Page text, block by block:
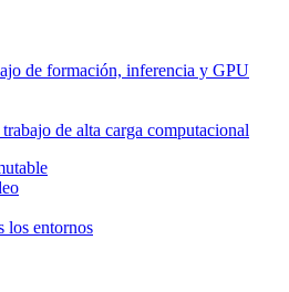
de formación, inferencia y GPU
de alta carga computacional
los entornos